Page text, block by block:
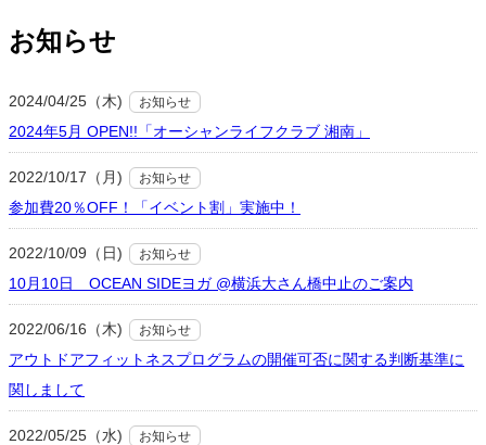
お知らせ
2024/04/25（木) お知らせ
2024年5月 OPEN!!「オーシャンライフクラブ 湘南」
2022/10/17（月) お知らせ
参加費20％OFF！「イベント割」実施中！
2022/10/09（日) お知らせ
10月10日 OCEAN SIDEヨガ @横浜大さん橋中止のご案内
2022/06/16（木) お知らせ
アウトドアフィットネスプログラムの開催可否に関する判断基準に
関しまして
2022/05/25（水) お知らせ